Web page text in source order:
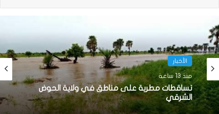
الأخبار
منذ 13 ساعة
الأخبار
منذ 15 ساعة